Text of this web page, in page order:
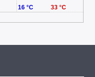
16 °C 33 °C